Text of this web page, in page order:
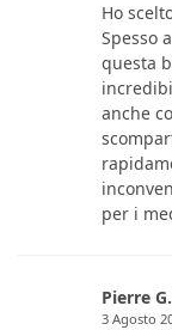
Ho
Spesso
questa
anche
per i
Pierre G.
3 Agosto